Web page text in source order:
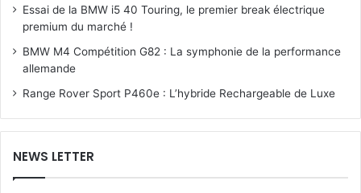
Essai de la BMW i5 40 Touring, le premier break électrique
premium du marché !
BMW M4 Compétition G82 : La symphonie de la performance
allemande
Range Rover Sport P460e : L’hybride Rechargeable de Luxe
NEWS LETTER